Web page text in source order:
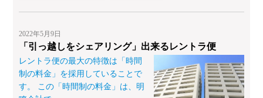
2022年5月9日
「引っ越しをシェアリング」出来るレントラ便
レントラ便の最大の特徴は「時間
制の料金」を採用していることで
す。 この「時間制の料金」は、明